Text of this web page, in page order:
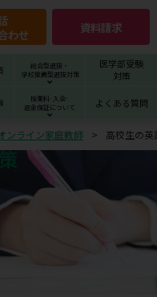
わせ
資料請求
総合型選抜・
学校推薦型選抜対策
医学部受験
対策
授業料･入会･
返金保証について
よくある質問
ンライン家庭教師 高校生の